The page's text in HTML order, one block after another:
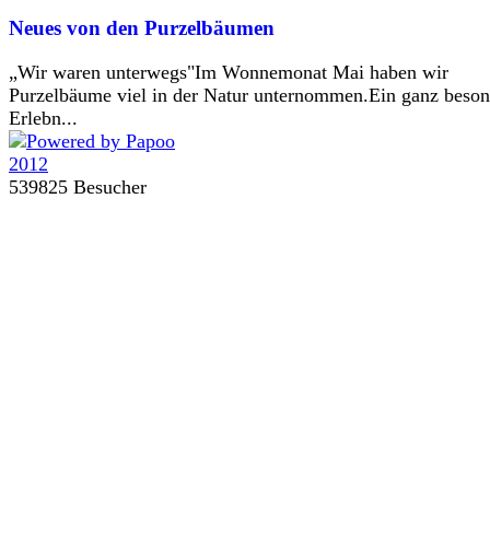
Neues von den Purzelbäumen
„Wir waren unterwegs"Im Wonnemonat Mai haben wir
Purzelbäume viel in der Natur unternommen.Ein ganz
Erlebn...
539825 Besucher